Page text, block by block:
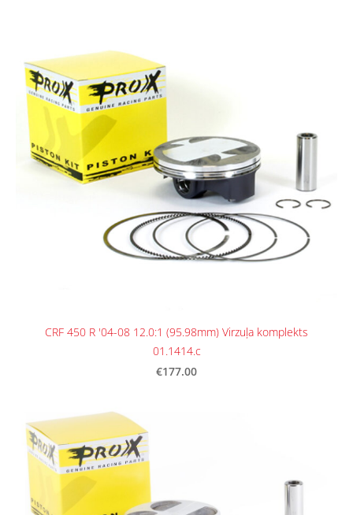
CRF 450 R '04-08 12.0:1 (95.98mm) Virzuļa komplekts
01.1414.c
€177.00